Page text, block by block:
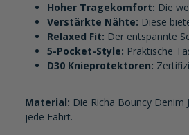
Hoher Tragekomfort: Die
Verstärkte Nähte: Diese
Relaxed Fit: Der entspannte
5-Pocket-Style: Praktische
D30 Knieprotektoren:
Material: Die Richa Bouncy
jede Fahrt.